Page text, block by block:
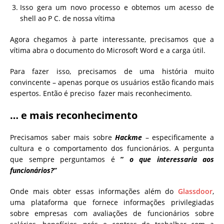
Isso gera um novo processo e obtemos um acesso de
shell ao P C. de nossa vítima
Agora chegamos à parte interessante, precisamos que a
vítima abra o documento do Microsoft Word e a carga útil.
Para fazer isso, precisamos de uma história muito
convincente – apenas porque os usuários estão ficando mais
espertos. Então é preciso fazer mais reconhecimento.
… e mais reconhecimento
Precisamos saber mais sobreHackme – especificamente a
cultura e o comportamento dos funcionários. A pergunta
que sempre perguntamos é ” o que interessaria aos
funcionários?”
Onde mais obter essas informações além do Glassdoor,
uma plataforma que fornece informações privilegiadas
sobre empresas com avaliações de funcionários sobre